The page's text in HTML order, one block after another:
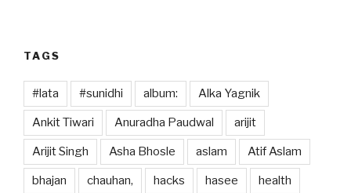
TAGS
#lata #sunidhi album: Alka Yagnik
Ankit Tiwari Anuradha Paudwal arijit
Arijit Singh Asha Bhosle aslam Atif Aslam
bhajan chauhan, hacks hasee health